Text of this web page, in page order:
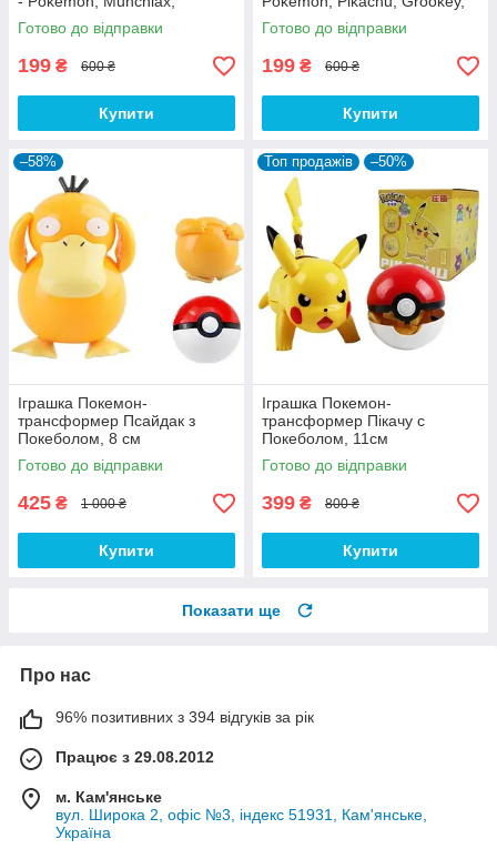
Scorbunny, Battle figure pack
Готово до відправки
199 ₴ 600 ₴
Купити
Battle figure pack
Готово до відправки
199 ₴ 600 ₴
Купити
–58%
Іграшка Покемон-
трансформер Псайдак з
Покеболом, 8 см
Готово до відправки
425 ₴ 1 000 ₴
Купити
Топ продажів –50%
Іграшка Покемон-
трансформер Пікачу с
Покеболом, 11см
Готово до відправки
399 ₴ 800 ₴
Купити
Показати ще
Про нас
96% позитивних з 394 відгуків за рік
Працює з 29.08.2012
м. Кам'янське
вул. Широка 2, офіс №3, індекс 51931, Кам'янське,
Україна